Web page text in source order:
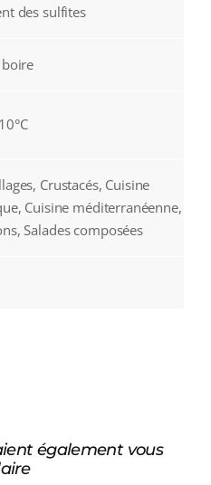
des sulfites
boire
Crustacés, Cuisine
Cuisine méditerranéenne,
Salades composées
également vous